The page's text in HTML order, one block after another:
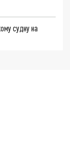
судну на